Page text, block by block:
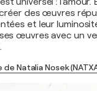
des œuvres
et leur
œuvres avec un
Natalia Nosek